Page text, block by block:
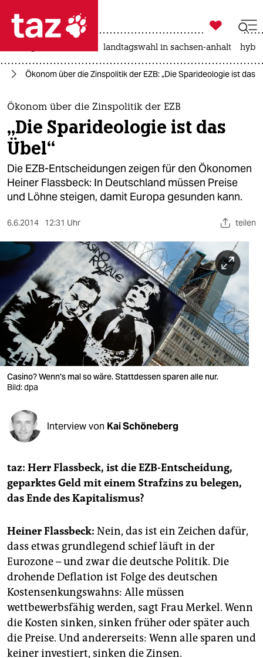
 taz zahl ich
taz zahl ich
themen
politik
öko
gesellschaft
sport
berlin
nord
wahrheit
verlag
verlag
veranstaltungen
shop
fragen & hilfe
unterstützen
abo
epaper login

taz zahl ich
landtagswahl in sachsen-anhalt
Ökonom über die Zinspolitik der EZB: „Die Sparideologie ist das
Ökonom über die Zinspolitik der EZB
„Die Sparideologie ist das
Übel“
Die EZB-Entscheidungen zeigen für den Ökonomen
Heiner Flassbeck: In Deutschland müssen Preise
und Löhne steigen, damit Europa gesunden kann.
6.6.2014 12:31 Uhr teilen
Casino? Wenn's mal so wäre. Stattdessen sparen alle nur.
Bild: dpa
Interview von Kai Schöneberg
taz: Herr Flassbeck, ist die EZB-Entscheidung,
geparktes Geld mit einem Strafzins zu belegen,
das Ende des Kapitalismus?
Heiner Flassbeck: Nein, das ist ein Zeichen dafür,
dass etwas grundlegend schief läuft in der
Eurozone – und zwar die deutsche Politik. Die
drohende Deflation ist Folge des deutschen
Kostensenkungswahns: Alle müssen
wettbewerbsfähig werden, sagt Frau Merkel. Wenn
die Kosten sinken, sinken früher oder später auch
die Preise. Und andererseits: Wenn alle sparen und
keiner investiert, sinken die Zinsen.